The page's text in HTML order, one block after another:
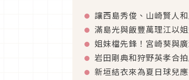
讓西島秀俊、山崎賢人
滿島光與飯豐萬理江以
姐妹檔先鋒！宮崎葵與
岩田剛典和狩野英孝合
新垣結衣來為夏日球兒